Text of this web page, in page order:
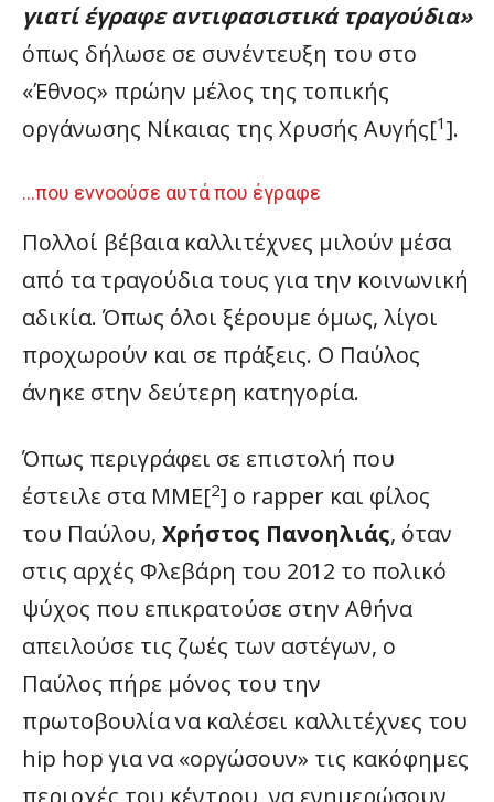
γιατί έγραφε αντιφασιστικά τραγούδια»
όπως δήλωσε σε συνέντευξη του στο
«Έθνος» πρώην μέλος της τοπικής
οργάνωσης Νίκαιας της Χρυσής Αυγής[1 ].
…που εννοούσε αυτά που έγραφε
Πολλοί βέβαια καλλιτέχνες μιλούν μέσα
από τα τραγούδια τους για την κοινωνική
αδικία. Όπως όλοι ξέρουμε όμως, λίγοι
προχωρούν και σε πράξεις. Ο Παύλος
άνηκε στην δεύτερη κατηγορία.
Όπως περιγράφει σε επιστολή που
έστειλε στα ΜΜΕ[2] ο rapper και φίλος
του Παύλου, Χρήστος Πανοηλιάς, όταν
στις αρχές Φλεβάρη του 2012 το πολικό
ψύχος που επικρατούσε στην Αθήνα
απειλούσε τις ζωές των αστέγων, ο
Παύλος πήρε μόνος του την
πρωτοβουλία να καλέσει καλλιτέχνες του
hip hop για να «οργώσουν» τις κακόφημες